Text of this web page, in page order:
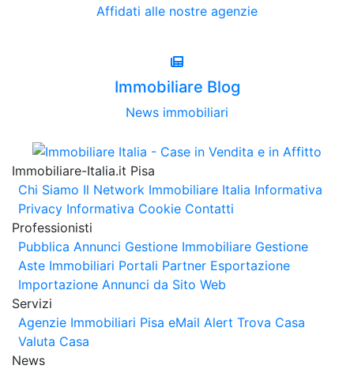
Affidati alle nostre agenzie
Immobiliare Blog
News immobiliari
Immobiliare-Italia.it Pisa
Chi Siamo Il Network Immobiliare Italia Informativa
Privacy Informativa Cookie Contatti
Professionisti
Pubblica Annunci Gestione Immobiliare Gestione
Aste Immobiliari Portali Partner Esportazione
Importazione Annunci da Sito Web
Servizi
Agenzie Immobiliari Pisa eMail Alert Trova Casa
Valuta Casa
News